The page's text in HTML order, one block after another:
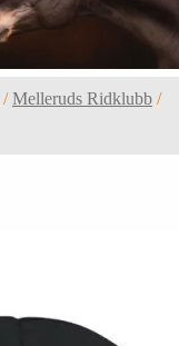
/Melleruds Ridklubb /